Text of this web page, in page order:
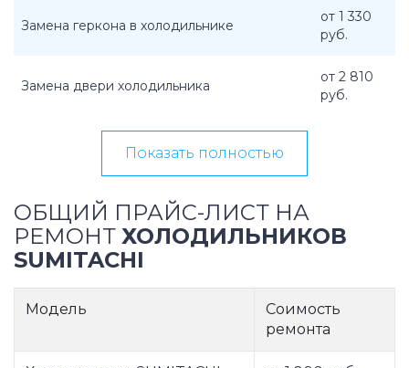
Замена геркона в холодильнике
от 1 330
руб.
Замена двери холодильника
от 2 810
руб.
Показать полностью
ОБЩИЙ ПРАЙС-ЛИСТ НА
РЕМОНТ ХОЛОДИЛЬНИКОВ
SUMITACHI
Модель
Соимость
ремонта